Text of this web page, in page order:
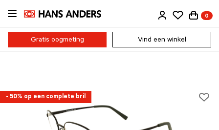
Ga
naar
inhoud
0
Gratis oogmeting Vind een winkel
- 50% op een complete bril